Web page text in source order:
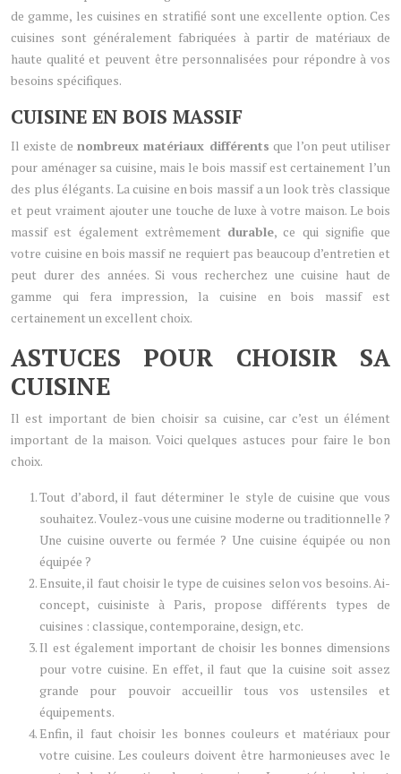
de gamme, les cuisines en stratifié sont une excellente option. Ces
cuisines sont généralement fabriquées à partir de matériaux de
haute qualité et peuvent être personnalisées pour répondre à vos
besoins spécifiques.
CUISINE EN BOIS MASSIF
Il existe denombreux matériaux différents que l’on peut utiliser
pour aménager sa cuisine, mais le bois massif est certainement l’un
des plus élégants. La cuisine en bois massif a un look très classique
et peut vraiment ajouter une touche de luxe à votre maison. Le bois
massif est également extrêmement durable, ce qui signifie que
votre cuisine en bois massif ne requiert pas beaucoup d’entretien et
peut durer des années. Si vous recherchez une cuisine haut de
gamme qui fera impression, la cuisine en bois massif est
certainement un excellent choix.
ASTUCES POUR CHOISIR SA
CUISINE
Il est important de bien choisir sa cuisine, car c’est un élément
important de la maison. Voici quelques astuces pour faire le bon
choix.
Tout d’abord, il faut déterminer le style de cuisine que vous
souhaitez. Voulez-vous une cuisine moderne ou traditionnelle ?
Une cuisine ouverte ou fermée ? Une cuisine équipée ou non
équipée ?
Ensuite, il faut choisir le type de cuisines selon vos besoins. Ai-
concept, cuisiniste à Paris, propose différents types de
cuisines : classique, contemporaine, design, etc.
Il est également important de choisir les bonnes dimensions
pour votre cuisine. En effet, il faut que la cuisine soit assez
grande pour pouvoir accueillir tous vos ustensiles et
équipements.
Enfin, il faut choisir les bonnes couleurs et matériaux pour
votre cuisine. Les couleurs doivent être harmonieuses avec le